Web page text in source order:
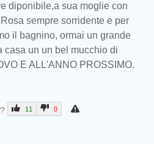
diponibile,a sua moglie con
sempre sorridente e per
il bagnino, ormai un grande
casa un un bel mucchio di
E ALL'ANNO PROSSIMO.
11 0